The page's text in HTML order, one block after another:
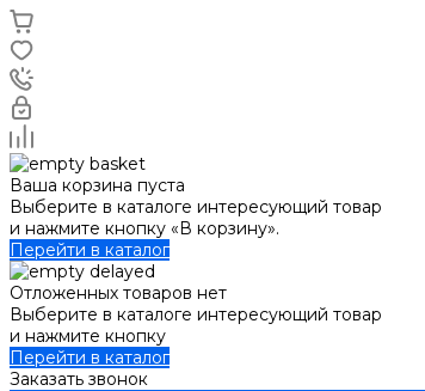
Ваша корзина пуста
Выберите в каталоге интересующий товар
и нажмите кнопку «В корзину».
Перейти в каталог
Отложенных товаров нет
Выберите в каталоге интересующий товар
и нажмите кнопку
Перейти в каталог
Заказать звонок